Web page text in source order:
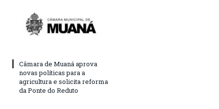
Câmara de Muaná aprova
novas políticas para a
agricultura e solicita reforma
da Ponte do Reduto